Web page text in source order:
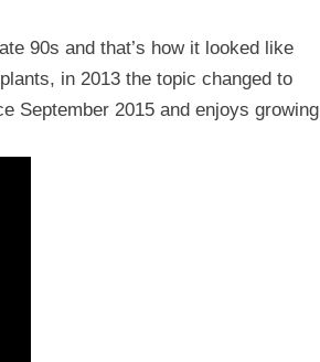
90s and that’s how it looked like
in 2013 the topic changed to
September 2015 and enjoys growing